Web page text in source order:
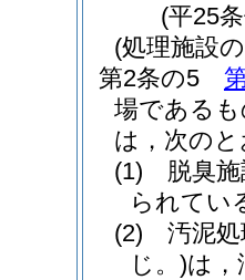
(平25
(処理施設
第2条の5
場である
は，次の
(1)
脱臭
られてい
(2)
汚泥
じ。)は，